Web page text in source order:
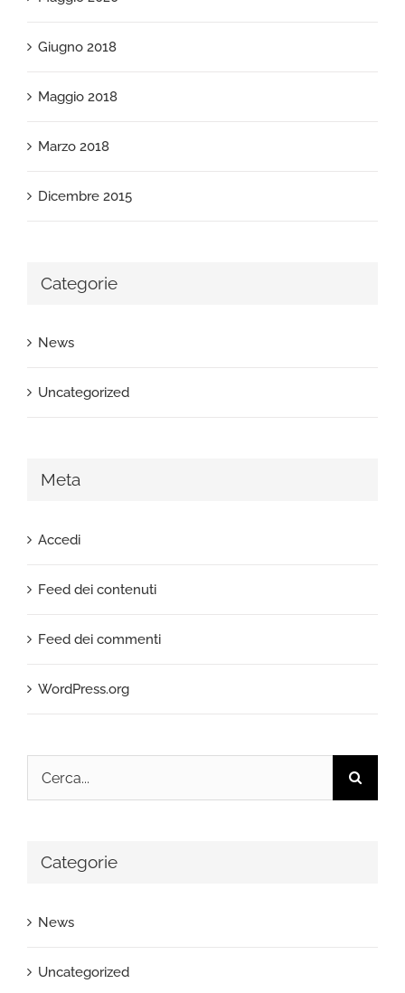
Giugno 2018
Maggio 2018
Marzo 2018
Dicembre 2015
Categorie
News
Uncategorized
Meta
Accedi
Feed dei contenuti
Feed dei commenti
WordPress.org
Cerca
per:
Categorie
News
Uncategorized